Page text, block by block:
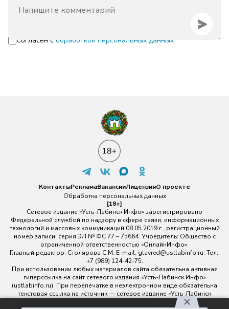
Согласен с обработкой персональных данных
КонтактыРекламаВакансииЛицензияО проекте
Обработка персональных данных
[18+]
Сетевое издание «Усть-Лабинск Инфо» зарегистрировано
Федеральной службой по надзору в сфере связи, информационных
технологий и массовых коммуникаций 08.05.2019 г., регистрационный
номер записи: серия ЭЛ № ФС 77 – 75664. Учредитель: Общество с
ограниченной ответственностью «ОнлайнИнфо».
Главный редактор: Столярова С.М. E-mail: glavred@ustlabinfo.ru. Тел.:
+7 (989) 124-42-75.
При использовании любых материалов сайта обязательна активная
гиперссылка на сайт сетевого издания «Усть-Лабинск Инфо»
(ustlabinfo.ru). При перепечатке в неэлектронном виде обязательна
текстовая ссылка на источник — сетевое издание «Усть-Лабинск